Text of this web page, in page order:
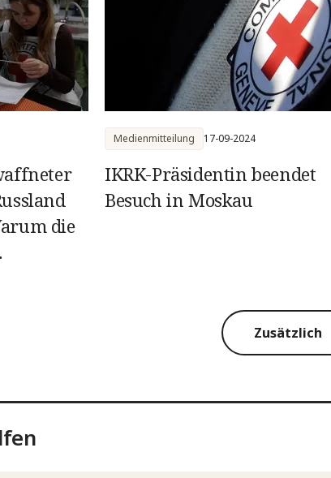
die
IKRK-Präsidentin beendet
Besuch in Moskau
Medienmitteilung 17-09-2024
Zusätzlich